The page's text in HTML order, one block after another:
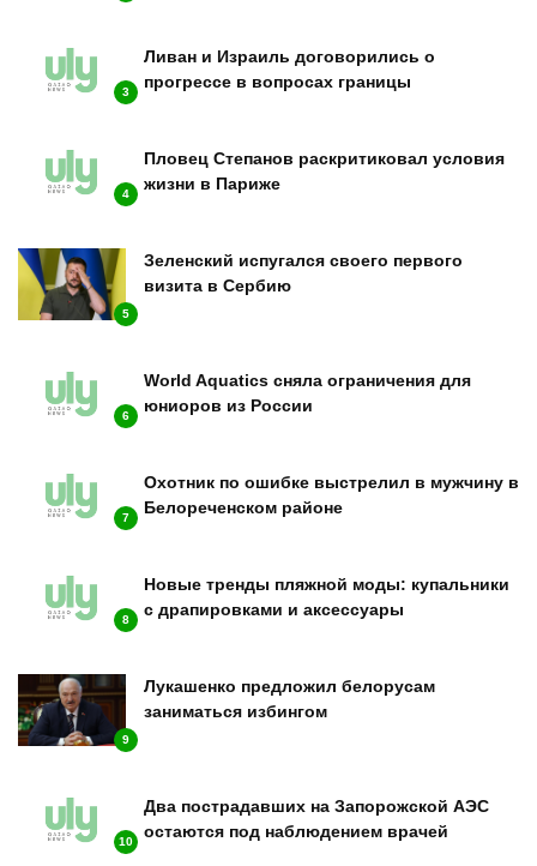
3
Ливан и Израиль договорились о
прогрессе в вопросах границы
4
Пловец Степанов раскритиковал условия
жизни в Париже
5
Зеленский испугался своего первого
визита в Сербию
6
World Aquatics сняла ограничения для
юниоров из России
7
Охотник по ошибке выстрелил в мужчину в
Белореченском районе
8
Новые тренды пляжной моды: купальники
с драпировками и аксессуары
9
Лукашенко предложил белорусам
заниматься избингом
10
Два пострадавших на Запорожской АЭС
остаются под наблюдением врачей